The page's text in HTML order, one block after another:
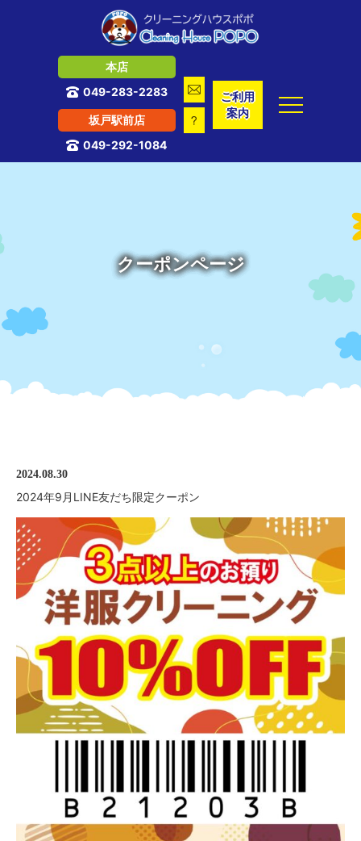
本店
 049-283-2283
坂戸駅前店
 049-292-1084


ご利用
案内
クーポンページ
2024.08.30
2024年9月LINE友だち限定クーポン